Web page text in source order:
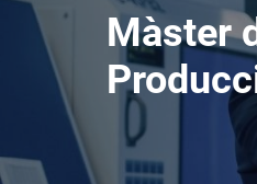
Màster